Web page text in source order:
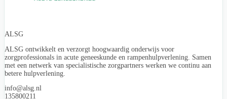
ALSG
ALSG ontwikkelt en verzorgt hoogwaardig onderwijs voor
zorgprofessionals in acute geneeskunde en rampenhulpverlening. Samen
met een netwerk van specialistische zorgpartners werken we continu aan
betere hulpverlening.
info@alsg.nl
135800211